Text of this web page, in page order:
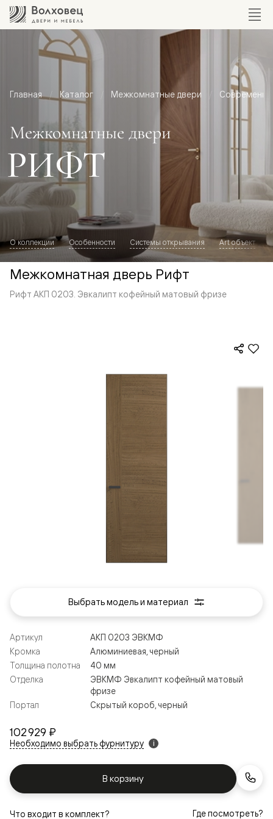
Главная Каталог Межкомнатные двери
Межкомнатные двери
РИФТ
О коллекции Особенности Системы открывания Art объект
Межкомнатная дверь Рифт
Рифт АКП 0203. Эвкалипт кофейный матовый фризе
102 929 ₽
Необходимо выбрать фурнитуру i
В корзину
Артикул
АКП 0203 ЭВКМФ
Кромка
Алюминиевая, черный
Толщина полотна
40 мм
Отделка
ЭВКМФ Эвкалипт кофейный матовый
фризе
Портал
Скрытый короб, черный
Что входит в комплект? Где посмотреть?
Выбрать модель и материал